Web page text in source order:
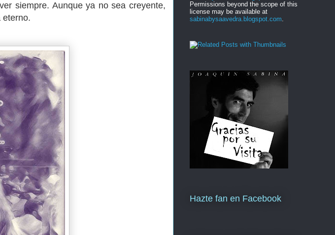
siempre. Aunque ya no sea creyente,
eterno.
Permissions beyond the scope of this
license may be available at
sabinabysaavedra.blogspot.com.
Hazte fan en Facebook